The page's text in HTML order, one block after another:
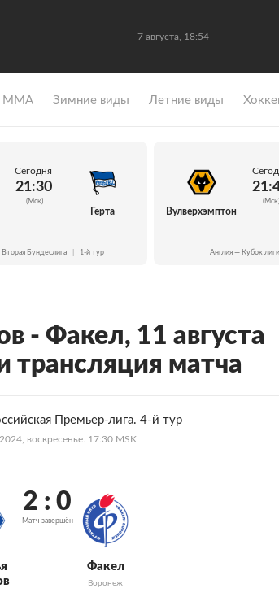
7 августа, 18:54
ММА Зимние виды Летние виды
Сегодня
21:30
(Мск)
Герта
Вторая Бундеслига 1-й тур
Вулверхэмптон
(Мск)
Англия — Кубок лиги
- Факел, 11 августа
трансляция матча
Премьер-лига. 4-й тур
воскресенье. 17:30 MSK
2 : 0
Матч завершён
Факел
Воронеж